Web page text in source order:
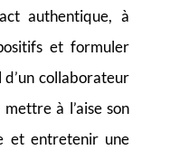
authentique, à
et formuler
collaborateur
à l’aise son
et entretenir une